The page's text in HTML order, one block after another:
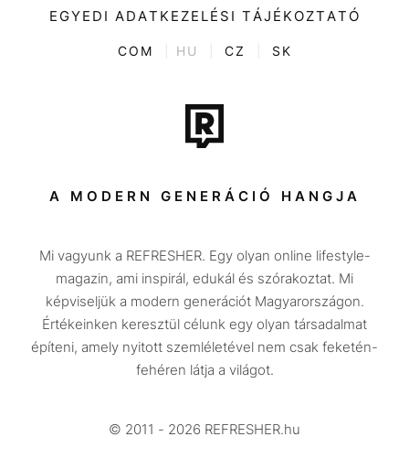
Kultúra
ENTR
Tech-Tudomány
Sport
Társadalom
Utazás
Életmód
Design
Beszélgetések
Videó
EGYEDI ADATKEZELÉSI TÁJÉKOZTATÓ
COM HU CZ SK
A MODERN GENERÁCIÓ HANGJA
Mi vagyunk a REFRESHER. Egy olyan online lifestyle-
magazin, ami inspirál, edukál és szórakoztat. Mi
képviseljük a modern generációt Magyarországon.
Értékeinken keresztül célunk egy olyan társadalmat
építeni, amely nyitott szemléletével nem csak feketén-
fehéren látja a világot.
© 2011 - 2026 REFRESHER.hu